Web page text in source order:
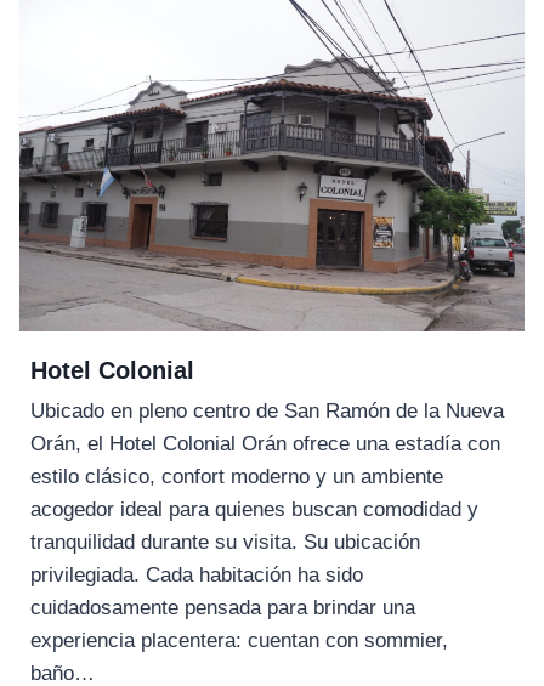
Hotel Colonial
Ubicado en pleno centro de San Ramón de la Nueva
Orán, el Hotel Colonial Orán ofrece una estadía con
estilo clásico, confort moderno y un ambiente
acogedor ideal para quienes buscan comodidad y
tranquilidad durante su visita. Su ubicación
privilegiada. Cada habitación ha sido
cuidadosamente pensada para brindar una
experiencia placentera: cuentan con sommier,
baño…